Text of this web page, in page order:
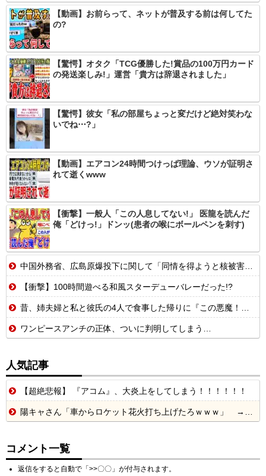
【動画】お前らって、ネットが普及する前は何してた
の?
【驚愕】オタク「TCG優勝した!賞品の100万円カード
の発送楽しみ!」運営「貴方は辞退されました」
【驚愕】彼女「私の部屋ちょっと変だけど絶対笑わな
いでね⋯?」
【動画】エアコン24時間つけっぱ理論、ウソが証明さ
れて逝くwww
【衝撃】一般人「この人息してない!」 医龍を読んだ
俺「どけっ!」ドンッ(患者の喉にボールペンを刺す)
中国外務省、広島原爆投下に関して「同情を得ようと核被害者の立場を政治利用」
【衝撃】100時間遊べる和風スターデューバレーだった!?
昔、姉夫婦と私と彼氏の4人で食事した帰りに『この悪魔！！！』って女性の叫び声が聞こえた。【再】
ワンピースアンチの正体、ついに判明してしまう…
人気記事
【超絶悲報】 『アコム』、大炎上をしてしまう！！！！！！
陽キャさん「車からロケット花火打ち上げたろｗｗｗ」 → サンルーフが閉まっていて無事車内に発射
コメント一覧
返信をすると自動で「>>〇〇」が付与されます。